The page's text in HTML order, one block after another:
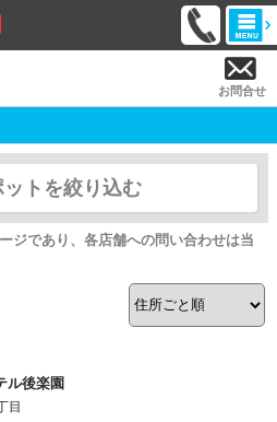
お問合せ
ットを絞り込む
ジであり、各店舗への問い合わせは当
ル後楽園
目